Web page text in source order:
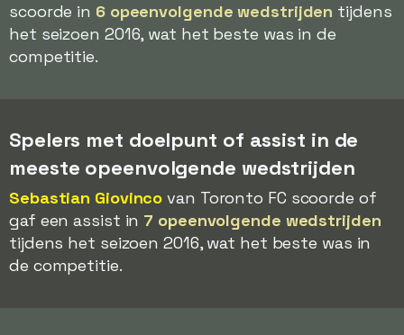
scoorde in 6 opeenvolgende wedstrijden tijdens
het seizoen 2016, wat het beste was in de
competitie.
Spelers met doelpunt of assist in de
meeste opeenvolgende wedstrijden
Sebastian Giovinco van Toronto FC scoorde of
gaf een assist in 7 opeenvolgende wedstrijden
tijdens het seizoen 2016, wat het beste was in
de competitie.